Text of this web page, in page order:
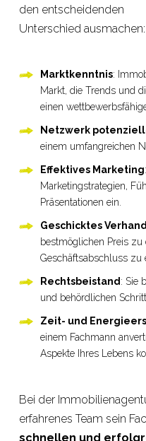
den entscheidenden
Unterschied ausmachen:
Marktkenntnis:
Markt, die Trends und
einen
Netzwerk
einem umfangreichen
Effektives Marketing
Marketingstrategien,
Präsentationen ein.
Geschicktes
bestmöglichen Preis
Geschäftsabschluss zu
Rechtsbeistand: Sie
und behördlichen
Zeit- und
einem Fachmann
Aspekte Ihres Lebens
Bei der
erfahrenes Team sein
schnellen und